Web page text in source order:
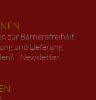
zur Barrierefreiheit
und Lieferung
Newsletter